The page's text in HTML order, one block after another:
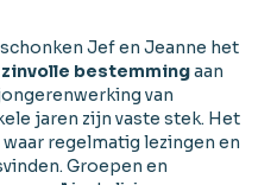
Jef en Jeanne het
zinvolle bestemmingaan
van
jaren zijn vaste stek. Het
regelmatig lezingen en
Groepen en